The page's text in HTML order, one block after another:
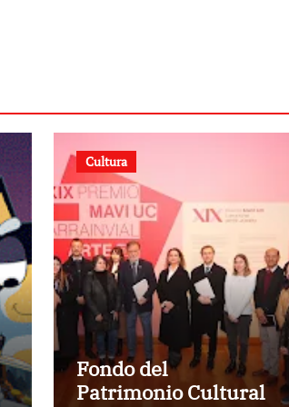
Cultura
Fondo del
Patrimonio Cultural